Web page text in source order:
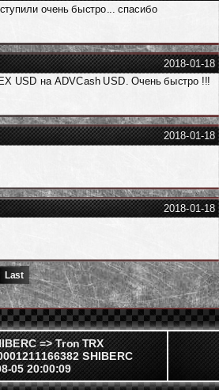
очень быстро... спасибо
2018-01-18
USD на ADVCash USD. Очень быстро !!!
2018-01-18
2018-01-18
Last
=> Tron TRX
SHIBERC
05 20:00:09